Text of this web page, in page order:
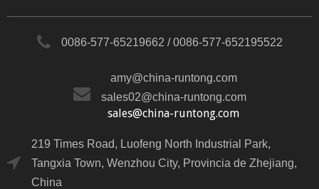
0086-577-65219662 / 0086-577-652195522
amy@china-runtong.com
sales02@china-runtong.com
sales@china-runtong.com
219 Times Road, Luofeng North Industrial Park,
Tangxia Town, Wenzhou City, Provincia de Zhejiang,
China